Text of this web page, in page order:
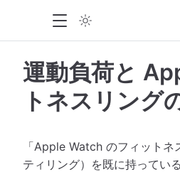
運動負荷と
トネスリング
「Apple Watch のフィット
ティリング）を既に持ってい